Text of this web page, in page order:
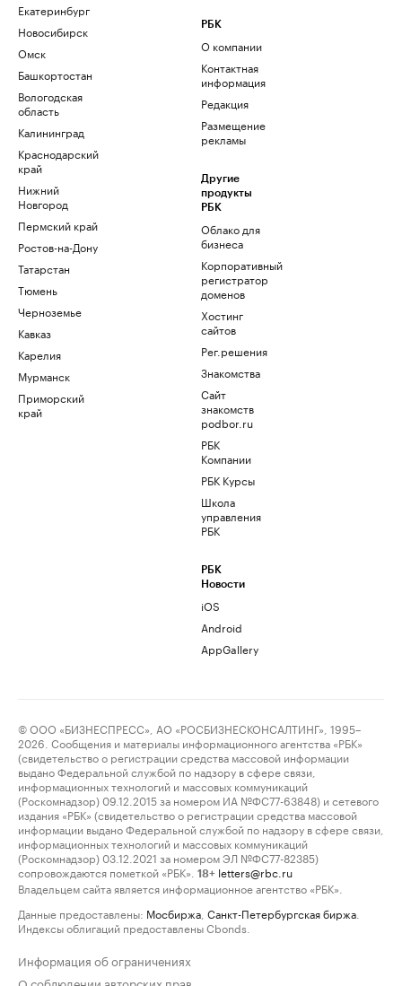
Екатеринбург
Новосибирск
Омск
Башкортостан
Вологодская
область
Калининград
Краснодарский
край
Нижний
Новгород
Пермский край
Ростов-на-Дону
Татарстан
Тюмень
Черноземье
Кавказ
Карелия
Мурманск
Приморский
край
РБК
О компании
Контактная
информация
Редакция
Размещение
рекламы
Другие
продукты
РБК
Облако для
бизнеса
Корпоративный
регистратор
доменов
Хостинг
сайтов
Рег.решения
Знакомства
Сайт
знакомств
podbor.ru
РБК
Компании
РБК Курсы
Школа
управления
РБК
РБК
Новости
iOS
Android
AppGallery
© ООО «БИЗНЕСПРЕСС», АО «РОСБИЗНЕСКОНСАЛТИНГ», 1995–
2026. Сообщения и материалы информационного агентства «РБК»
(свидетельство о регистрации средства массовой информации
выдано Федеральной службой по надзору в сфере связи,
информационных технологий и массовых коммуникаций
(Роскомнадзор) 09.12.2015 за номером ИА №ФС77-63848) и сетевого
издания «РБК» (свидетельство о регистрации средства массовой
информации выдано Федеральной службой по надзору в сфере связи,
информационных технологий и массовых коммуникаций
(Роскомнадзор) 03.12.2021 за номером ЭЛ №ФС77-82385)
сопровождаются пометкой «РБК».
18+ letters@rbc.ru
Владельцем сайта является информационное агентство «РБК».
Данные предоставлены: Мосбиржа Санкт-Петербургская биржа
Индексы облигаций предоставлены Cbonds.
Информация об ограничениях